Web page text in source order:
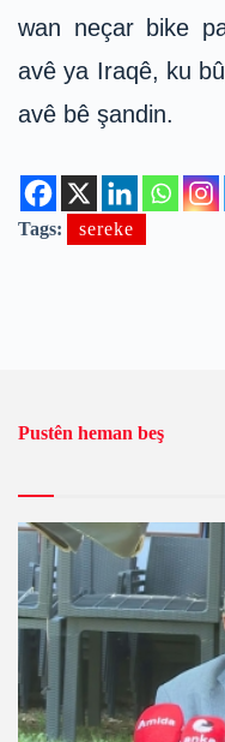
wan neçar bike
avê ya Iraqê, ku
avê bê şandin.
Tags: sereke
Pustên heman beş